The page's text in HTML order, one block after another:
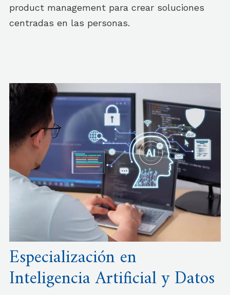
product management para crear soluciones
centradas en las personas.
Especialización en
Inteligencia Artificial y Datos